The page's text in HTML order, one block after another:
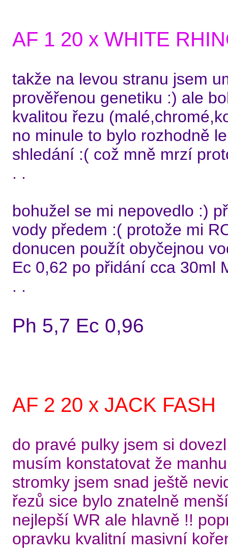
AF 1 20 x WHITE
takže na levou stranu jsem
prověřenou genetiku :) ale
kvalitou řezu
no minule to bylo rozhodně
shledání :( což mně mrzí
. .
bohužel se mi nepovedlo :)
vody předem :( protože mi
donucen použít obyčejnou
Ec 0,62 po přidání cca 30ml
. .
Ph 5,7 Ec 0,96
AF 2 20 x JACK FASH
do pravé pulky jsem si
musím konstatovat že
stromky jsem snad ještě
řezů sice bylo znatelně
nejlepší WR ale hlavně !!
opravku kvalitní masivní